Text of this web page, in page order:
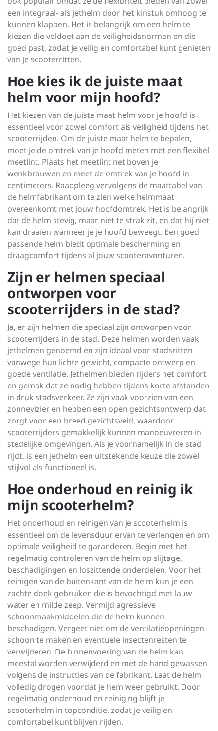
een integraal- als jethelm door het kinstuk omhoog te
kunnen klappen. Het is belangrijk om een helm te
kiezen die voldoet aan de veiligheidsnormen en die
goed past, zodat je veilig en comfortabel kunt genieten
van je scooterritten.
Hoe kies ik de juiste maat
helm voor mijn hoofd?
Het kiezen van de juiste maat helm voor je hoofd is
essentieel voor zowel comfort als veiligheid tijdens het
scooterrijden. Om de juiste maat helm te bepalen,
moet je de omtrek van je hoofd meten met een flexibel
meetlint. Plaats het meetlint net boven je
wenkbrauwen en meet de omtrek van je hoofd in
centimeters. Raadpleeg vervolgens de maattabel van
de helmfabrikant om te zien welke helmmaat
overeenkomt met jouw hoofdomtrek. Het is belangrijk
dat de helm stevig, maar niet te strak zit, en dat hij niet
kan draaien wanneer je je hoofd beweegt. Een goed
passende helm biedt optimale bescherming en
draagcomfort tijdens al jouw scooteravonturen.
Zijn er helmen speciaal
ontworpen voor
scooterrijders in de stad?
Ja, er zijn helmen die speciaal zijn ontworpen voor
scooterrijders in de stad. Deze helmen worden vaak
jethelmen genoemd en zijn ideaal voor stadsritten
vanwege hun lichte gewicht, compacte ontwerp en
goede ventilatie. Jethelmen bieden rijders het comfort
en gemak dat ze nodig hebben tijdens korte afstanden
in druk stadsverkeer. Ze zijn vaak voorzien van een
zonnevizier en hebben een open gezichtsontwerp dat
zorgt voor een breed gezichtsveld, waardoor
scooterrijders gemakkelijk kunnen manoeuvreren in
stedelijke omgevingen. Als je voornamelijk in de stad
rijdt, is een jethelm een uitstekende keuze die zowel
stijlvol als functioneel is.
Hoe onderhoud en reinig ik
mijn scooterhelm?
Het onderhoud en reinigen van je scooterhelm is
essentieel om de levensduur ervan te verlengen en om
optimale veiligheid te garanderen. Begin met het
regelmatig controleren van de helm op slijtage,
beschadigingen en loszittende onderdelen. Voor het
reinigen van de buitenkant van de helm kun je een
zachte doek gebruiken die is bevochtigd met lauw
water en milde zeep. Vermijd agressieve
schoonmaakmiddelen die de helm kunnen
beschadigen. Vergeet niet om de ventilatieopeningen
schoon te maken en eventuele insectenresten te
verwijderen. De binnenvoering van de helm kan
meestal worden verwijderd en met de hand gewassen
volgens de instructies van de fabrikant. Laat de helm
volledig drogen voordat je hem weer gebruikt. Door
regelmatig onderhoud en reiniging blijft je
scooterhelm in topconditie, zodat je veilig en
comfortabel kunt blijven rijden.